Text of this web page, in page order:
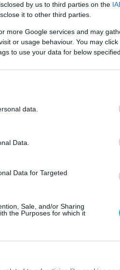
by us to third parties on the
it to other third parties.
more Google services and may
or usage behaviour. You may
to use your data for below
data.
Data.
Data for Targeted
Sale, and/or Sharing
the Purposes for which it
στην ομάδα της
περίπου 1,91
επενδύθηκαν στην
στο Βελιγράδι,
στο αεροδρόμιο του
συμπατριώτες τους.
τους υποδέχθηκε επισήμως
θα βρεθούν στο μπαλκόνι
και να πανηγυρίσουν τη